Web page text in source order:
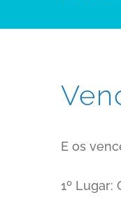
E os
1º Lugar: